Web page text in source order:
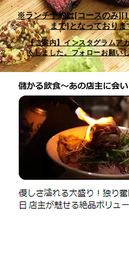
※ランチ予約は[コースのみ
まで]となっておりま
【ご案内】インスタグラムア
くしました。フォローお願い